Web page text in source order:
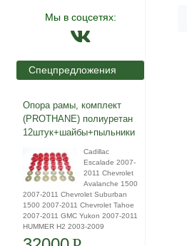
Мы в соцсетях:
Спецпредложения
Опора рамы, комплект
(PROTHANE) полиуретан
12штук+шайбы+пыльники
Cadillac
Escalade 2007-
2011 Chevrolet
Avalanche 1500
2007-2011 Chevrolet Suburban
1500 2007-2011 Chevrolet Tahoe
2007-2011 GMC Yukon 2007-2011
HUMMER H2 2003-2009